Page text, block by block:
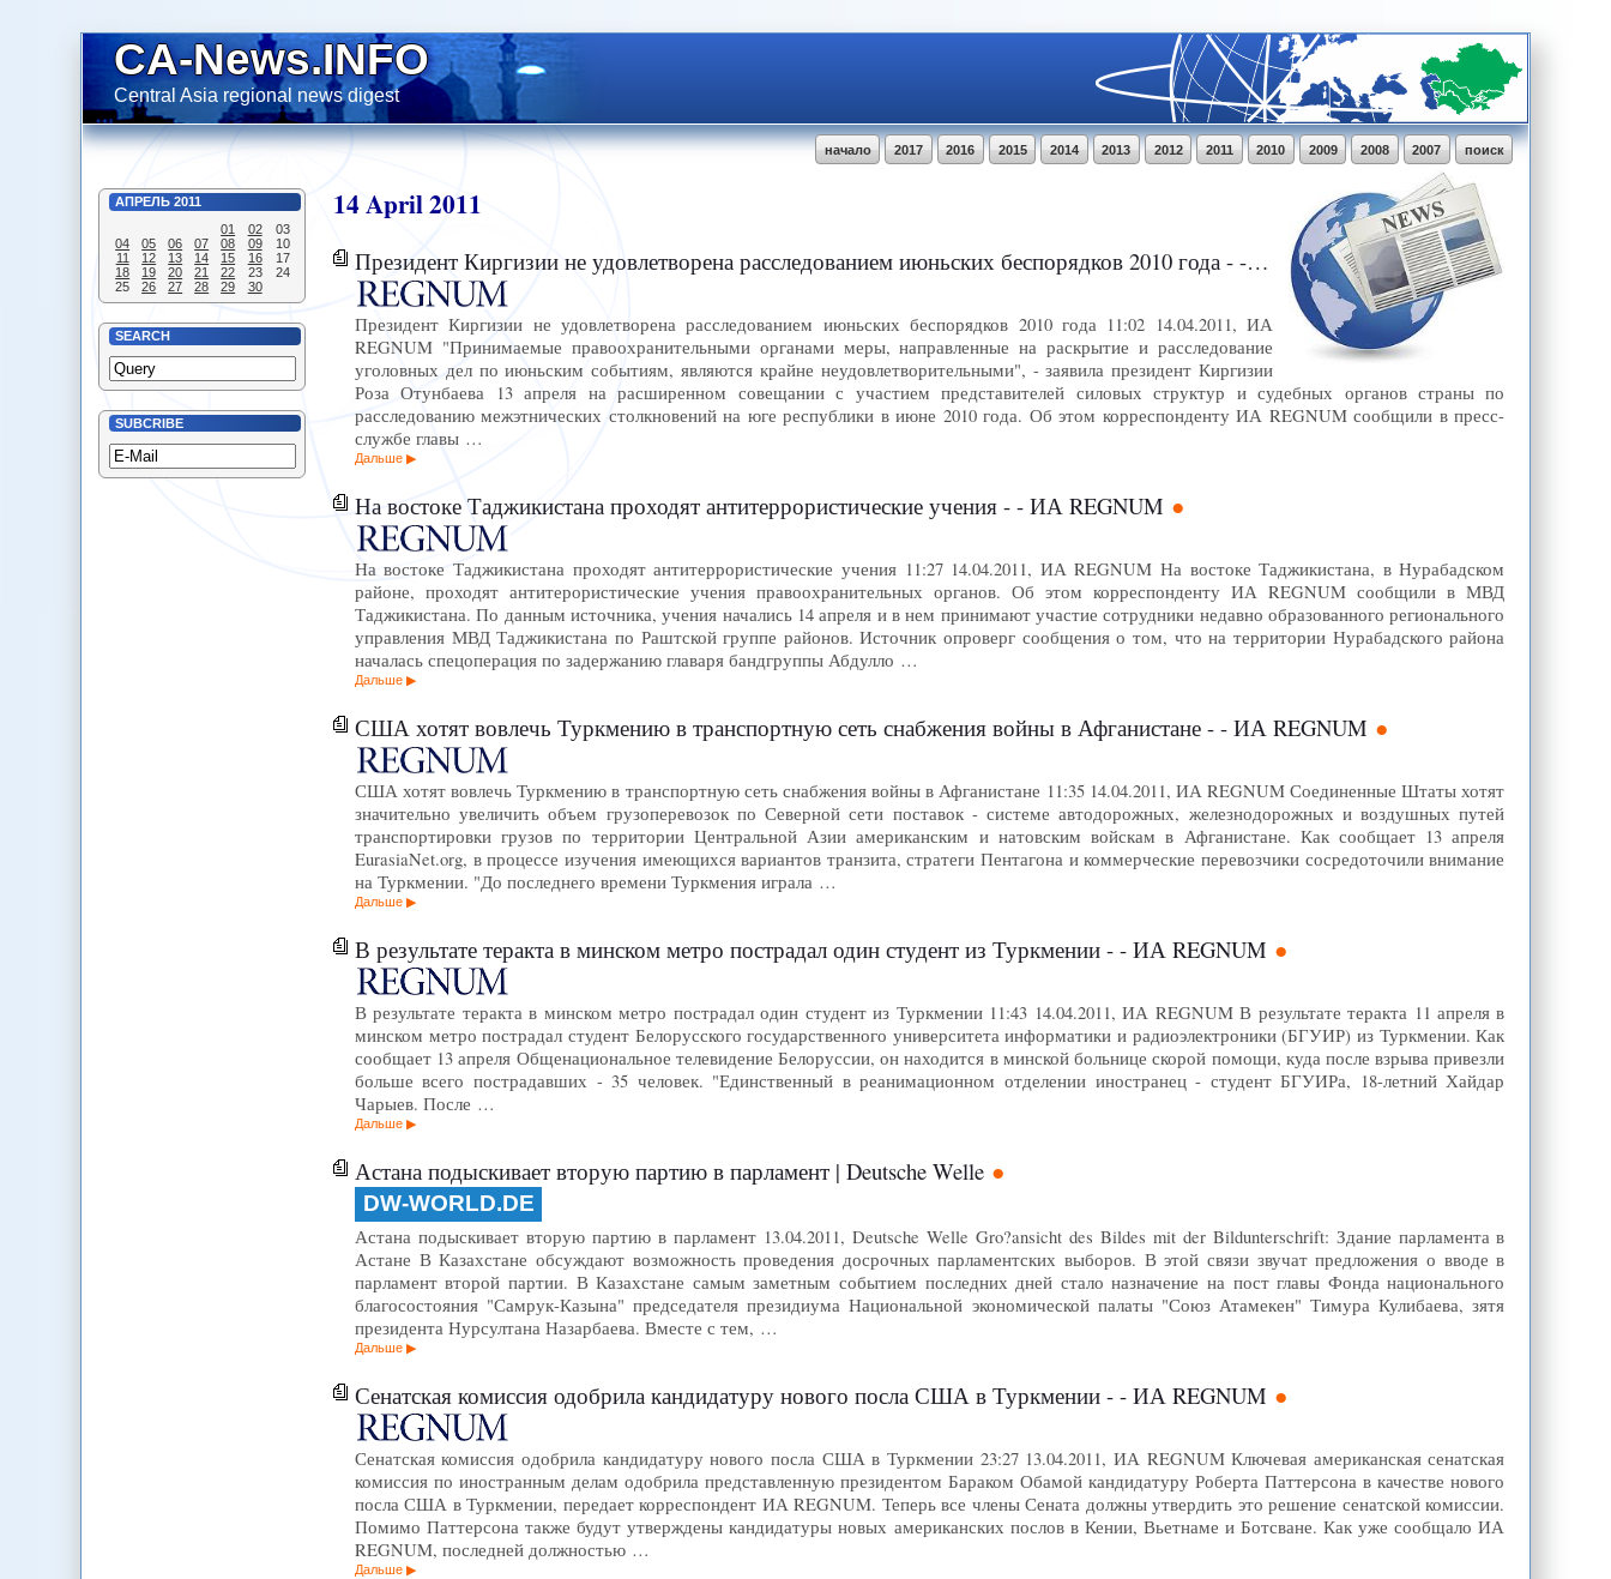
CA-News.INFO
Central Asia regional news digest
поиск
2007
2008
2009
2010
2011
2012
2013
2014
2015
2016
2017
начало
АПРЕЛЬ 2011
01
02
03
04
05 06 07 08 09
10
11
12 13 14 15 16
17
18
19 20 21 22 23
24
25
26 27 28 29 30
SEARCH
SUBCRIBE
14April2011
Президент Киргизии не удовлетворена расследованием июньских беспорядков 2010 года - - ИА REGNUM
Президент Киргизии не удовлетворена расследованием июньских беспорядков 2010 года 11:02 14.04.2011, ИА
REGNUM "Принимаемые правоохранительными органами меры, направленные на раскрытие и расследование
уголовных дел по июньским событиям, являются крайне неудовлетворительными", - заявила президент Киргизии
Роза Отунбаева 13 апреля на расширенном совещании с участием представителей силовых структур и судебных органов страны по
расследованию межэтнических столкновений на юге республики в июне 2010 года. Об этом корреспонденту ИА REGNUM сообщили в пресс-
службе главы …
Дальше
На востоке Таджикистана проходят антитеррористические учения - - ИА REGNUM
На востоке Таджикистана проходят антитеррористические учения 11:27 14.04.2011, ИА REGNUM На востоке Таджикистана, в Нурабадском
районе, проходят антитерористические учения правоохранительных органов. Об этом корреспонденту ИА REGNUM сообщили в МВД
Таджикистана. По данным источника, учения начались 14 апреля и в нем принимают участие сотрудники недавно образованного регионального
управления МВД Таджикистана по Раштской группе районов. Источник опроверг сообщения о том, что на территории Нурабадского района
началась спецоперация по задержанию главаря бандгруппы Абдулло …
Дальше
США хотят вовлечь Туркмению в транспортную сеть снабжения войны в Афганистане - - ИА REGNUM
США хотят вовлечь Туркмению в транспортную сеть снабжения войны в Афганистане 11:35 14.04.2011, ИА REGNUM Соединенные Штаты хотят
значительно увеличить объем грузоперевозок по Северной сети поставок - системе автодорожных, железнодорожных и воздушных путей
транспортировки грузов по территории Центральной Азии американским и натовским войскам в Афганистане. Как сообщает 13 апреля
EurasiaNet.org, в процессе изучения имеющихся вариантов транзита, стратеги Пентагона и коммерческие перевозчики сосредоточили внимание
на Туркмении. "До последнего времени Туркмения играла …
Дальше
В результате теракта в минском метро пострадал один студент из Туркмении - - ИА REGNUM
В результате теракта в минском метро пострадал один студент из Туркмении 11:43 14.04.2011, ИА REGNUM В результате теракта 11 апреля в
минском метро пострадал студент Белорусского государственного университета информатики и радиоэлектроники (БГУИР) из Туркмении. Как
сообщает 13 апреля Общенациональное телевидение Белоруссии, он находится в минской больнице скорой помощи, куда после взрыва привезли
больше всего пострадавших - 35 человек. "Единственный в реанимационном отделении иностранец - студент БГУИРа, 18-летний Хайдар
Чарыев. После …
Дальше
Астана подыскивает вторую партию в парламент | Deutsche Welle
DW-WORLD.DE
Астана подыскивает вторую партию в парламент 13.04.2011, Deutsche Welle Gro?ansicht des Bildes mit der Bildunterschrift: Здание парламента в
Астане В Казахстане обсуждают возможность проведения досрочных парламентских выборов. В этой связи звучат предложения о вводе в
парламент второй партии. В Казахстане самым заметным событием последних дней стало назначение на пост главы Фонда национального
благосостояния "Самрук-Казына" председателя президиума Национальной экономической палаты "Союз Атамекен" Тимура Кулибаева, зятя
президента Нурсултана Назарбаева. Вместе с тем, …
Дальше
Сенатская комиссия одобрила кандидатуру нового посла США в Туркмении - - ИА REGNUM
Сенатская комиссия одобрила кандидатуру нового посла США в Туркмении 23:27 13.04.2011, ИА REGNUM Ключевая американская сенатская
комиссия по иностранным делам одобрила представленную президентом Бараком Обамой кандидатуру Роберта Паттерсона в качестве нового
посла США в Туркмении, передает корреспондент ИА REGNUM. Теперь все члены Сената должны утвердить это решение сенатской комиссии.
Помимо Паттерсона также будут утверждены кандидатуры новых американских послов в Кении, Вьетнаме и Ботсване. Как уже сообщало ИА
REGNUM, последней должностью …
Дальше